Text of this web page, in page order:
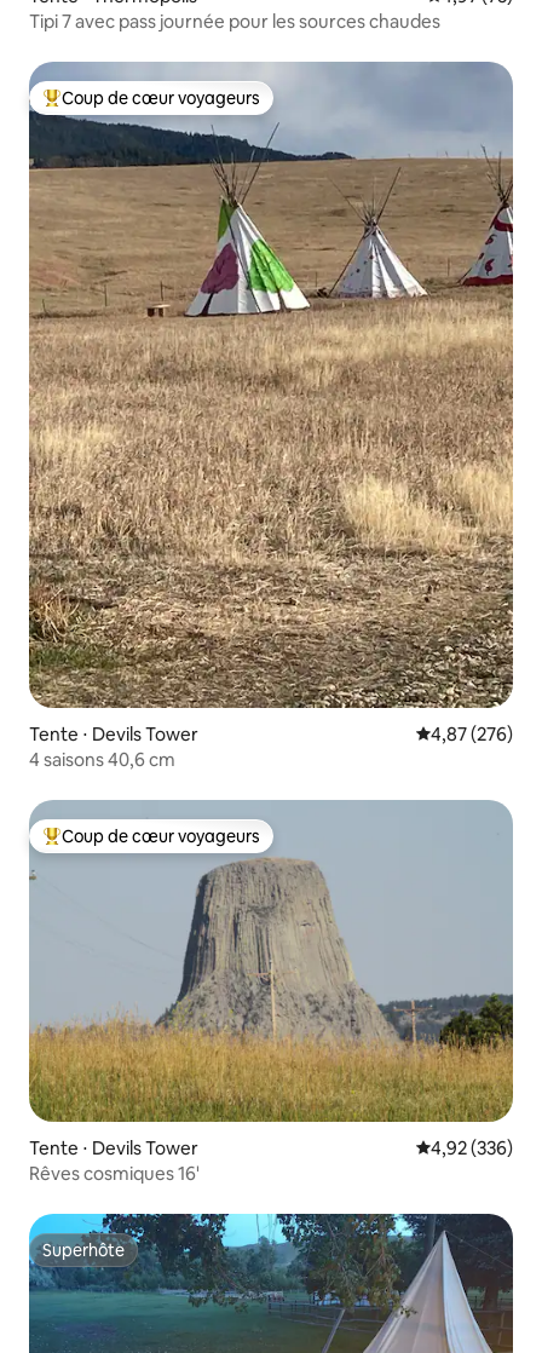
Tipi 7 avec pass journée pour les sources chaudes
Coups de cœur voyageurs les plus appréciés
Coup de cœur voyageurs
Tente ⋅ Devils Tower Évaluation
4,87 (276)
4 saisons 40,6 cm
Coups de cœur voyageurs les plus appréciés
Coup de cœur voyageurs
Tente ⋅ Devils Tower Évaluation
4,92 (336)
Rêves cosmiques 16'
Superhôte
Superhôte